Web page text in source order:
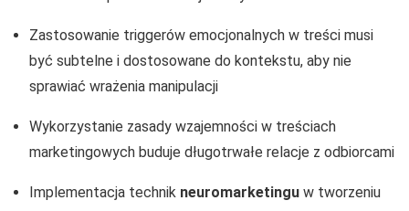
Zastosowanie triggerów emocjonalnych w treści musi
być subtelne i dostosowane do kontekstu, aby nie
sprawiać wrażenia manipulacji
Wykorzystanie zasady wzajemności w treściach
marketingowych buduje długotrwałe relacje z odbiorcami
Implementacja technik neuromarketingu w tworzeniu